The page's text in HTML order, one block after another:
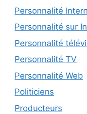
Personnalité
Personnalité sur
Personnalité
Personnalité TV
Personnalité Web
Politiciens
Producteurs